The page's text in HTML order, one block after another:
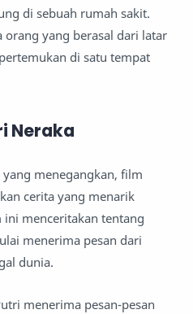
di sebuah rumah sakit.
orang yang berasal dari latar
di satu tempat
Neraka
menegangkan, film
cerita yang menarik
menceritakan tentang
menerima pesan dari
dunia.
menerima pesan-pesan